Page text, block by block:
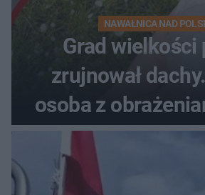
NAWAŁNICA NAD
Grad wielkości
zrujnował
osoba z
do